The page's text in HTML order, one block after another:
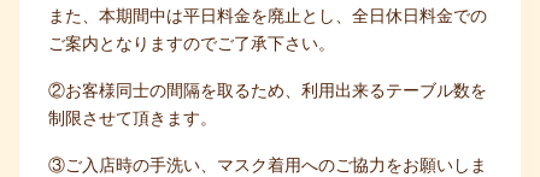
また、本期間中は平日料金を廃止とし、全日休日料金での
ご案内となりますのでご了承下さい。
②お客様同士の間隔を取るため、利用出来るテーブル数を
制限させて頂きます。
③ご入店時の手洗い、マスク着用へのご協力をお願いしま